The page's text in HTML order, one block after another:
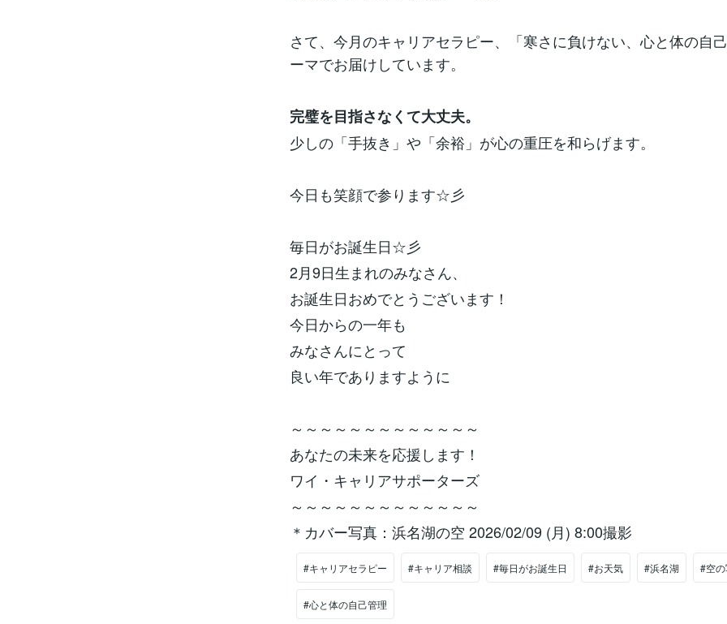
さて、今月のキャリアセラピー、「寒さに負けない、心と体の自
ーマでお届けしています。
完璧を目指さなくて大丈夫。
少しの「手抜き」や「余裕」が心の重圧を和らげます。
今日も笑顔で参ります☆彡
毎日がお誕生日☆彡
2月9日生まれのみなさん、
お誕生日おめでとうございます！
今日からの一年も
みなさんにとって
良い年でありますように
～～～～～～～～～～～～～
あなたの未来を応援します！
ワイ・キャリアサポーターズ
～～～～～～～～～～～～～
＊カバー写真：浜名湖の空 2026/02/09 (月) 8:00撮影
#キャリアセラピー #キャリア相談 #毎日がお誕生日 #お天気 #浜名湖 #空
#心と体の自己管理